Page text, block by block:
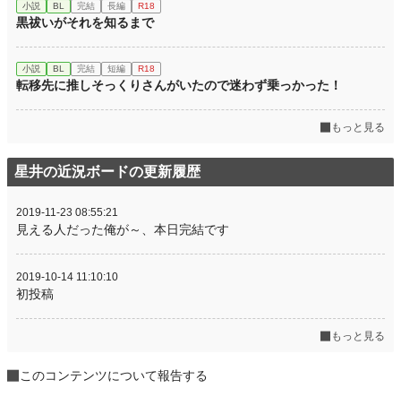
小説 BL 完結 長編 R18
黒祓いがそれを知るまで
小説 BL 完結 短編 R18
転移先に推しそっくりさんがいたので迷わず乗っかった！
もっと見る
星井の近況ボードの更新履歴
2019-11-23 08:55:21
見える人だった俺が～、本日完結です
2019-10-14 11:10:10
初投稿
もっと見る
このコンテンツについて報告する